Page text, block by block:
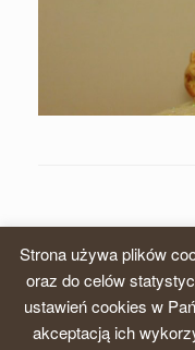
© 2026, Zgromadzenie
Strona używa plików
oraz do celów
ustawień cookies w
akceptacją ich